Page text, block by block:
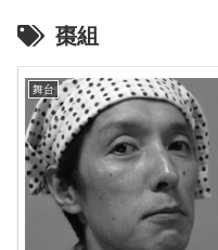
棗組
舞台